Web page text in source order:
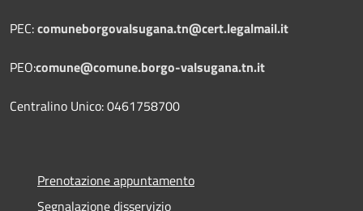
PEC:comuneborgovalsugana.tn@cert.legalmail.it
PEO:comune@comune.borgo-valsugana.tn.it
Centralino Unico: 0461758700
Prenotazione appuntamento
Segnalazione disservizio